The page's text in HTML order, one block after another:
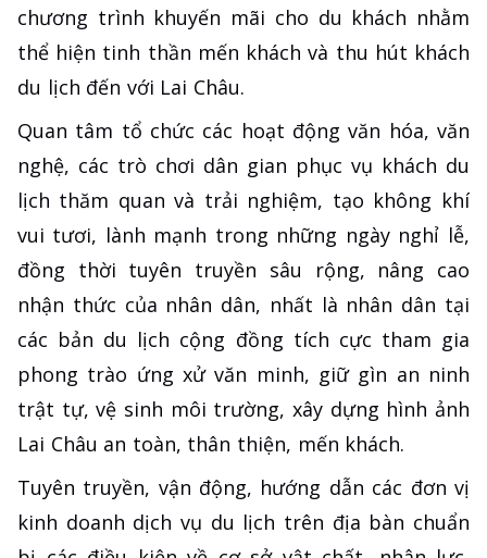
chương trình khuyến mãi cho du khách nhằm
thể hiện tinh thần mến khách và thu hút khách
du lịch đến với Lai Châu.
Quan tâm tổ chức các hoạt động văn hóa, văn
nghệ, các trò chơi dân gian phục vụ khách du
lịch thăm quan và trải nghiệm, tạo không khí
vui tươi, lành mạnh trong những ngày nghỉ lễ,
đồng thời tuyên truyền sâu rộng, nâng cao
nhận thức của nhân dân, nhất là nhân dân tại
các bản du lịch cộng đồng tích cực tham gia
phong trào ứng xử văn minh, giữ gìn an ninh
trật tự, vệ sinh môi trường, xây dựng hình ảnh
Lai Châu an toàn, thân thiện, mến khách.
Tuyên truyền, vận động, hướng dẫn các đơn vị
kinh doanh dịch vụ du lịch trên địa bàn chuẩn